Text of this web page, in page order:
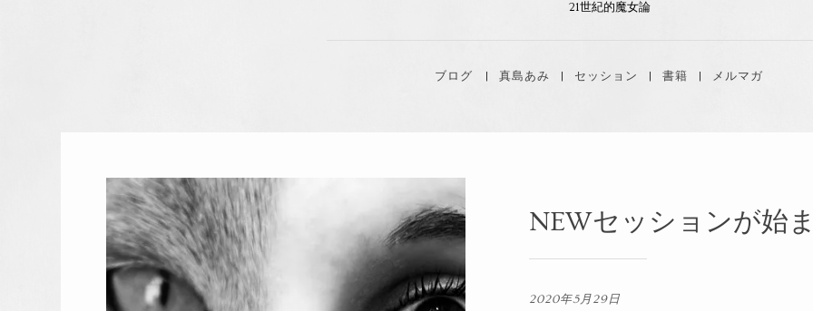
21世紀的魔女論
ブログ 真島あみ セッション 書籍 メルマガ
NEWセッションが始
2020年5月29日